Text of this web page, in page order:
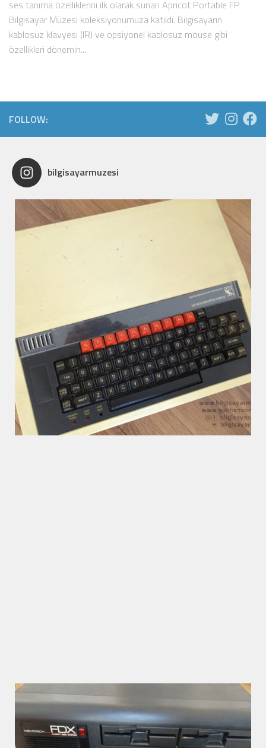
ses tanıma özelliklerini ilk olarak sunan Apricot Portable FP
Bilgisayar Müzesi koleksiyonumuza katıldı. Bilgisayarın
kablosuz klavyesi (IR) ve opsiyonel kablosuz mouse gibi
özellikleri dönemin...
FOLLOW:
bilgisayarmuzesi